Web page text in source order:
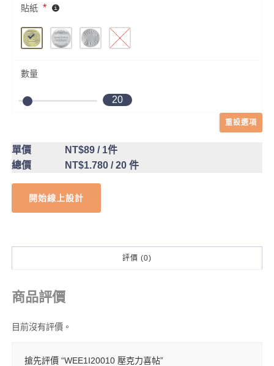
貼紙 *
數量
20
重設選項
單價 NT$89/ 1件
總價
NT$1.780/ 20 件
開始線上設計
評價 (0)
商品評價
目前沒有評價。
搶先評價 “WEE1I20010 壓克力喜帖”